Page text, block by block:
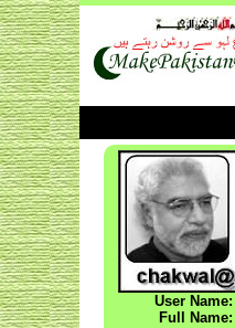
User Name:
Full Name: